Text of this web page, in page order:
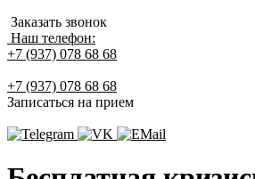
Заказать звонок
Наш телефон:
+7 (937) 078 68 68
+7 (937) 078 68 68
Записаться на прием